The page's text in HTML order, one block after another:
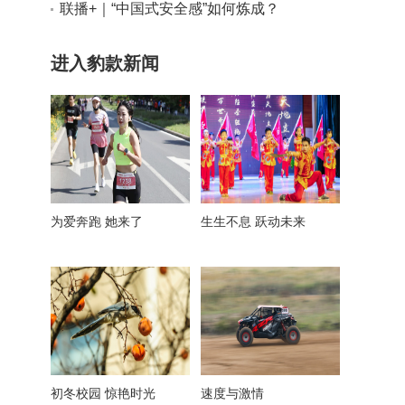
取得新突破
联播+｜“中国式安全感”如何炼成？
进入豹款新闻
为爱奔跑 她来了 生生不息 跃动未来
初冬校园 惊艳时光 速度与激情